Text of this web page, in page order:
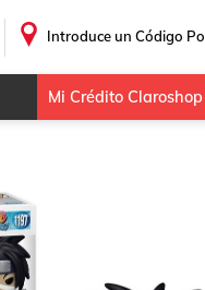
Introduce un Código
Mi Crédito Claroshop